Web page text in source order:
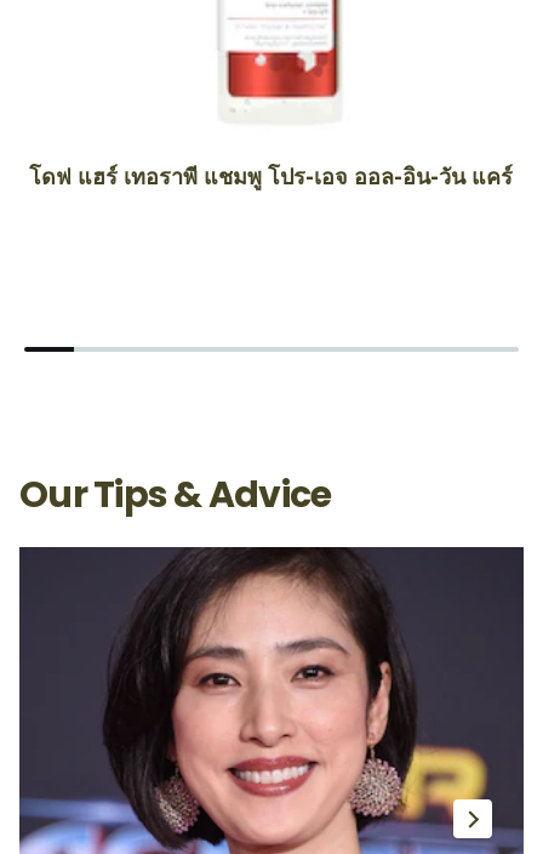
Our Tips & Advice